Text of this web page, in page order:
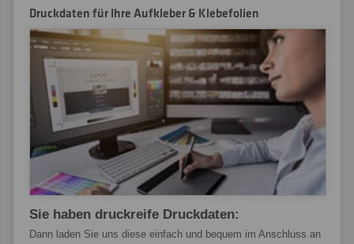
Druckdaten für Ihre Aufkleber & Klebefolien
Sie haben druckreife Druckdaten:
Dann laden Sie uns diese einfach und bequem im Anschluss an